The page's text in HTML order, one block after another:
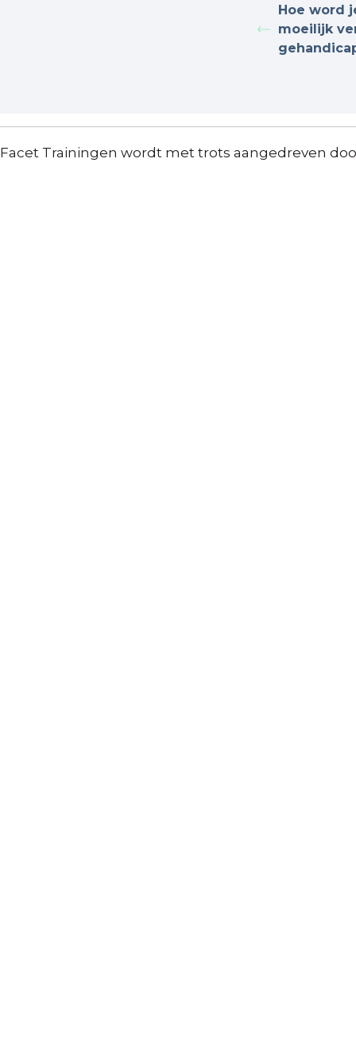
Hoe word
moeilijk
Facet Trainingen wordt met trots aangedreven